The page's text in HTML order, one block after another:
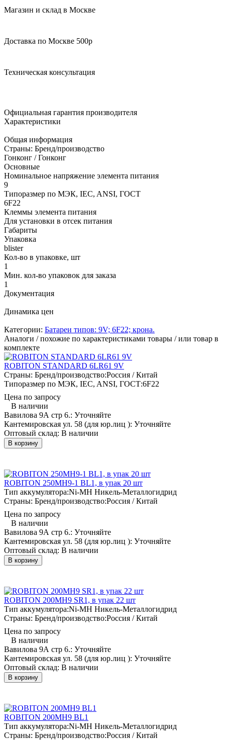
Магазин и склад в Москве
Доставка по Москве 500р
Техническая консультация
Официальная гарантия производителя
Характеристики
Общая информация
Страны: Бренд/производство
Гонконг / Гонконг
Основные
Номинальное напряжение элемента питания
9
Типоразмер по МЭК, IEC, ANSI, ГОСТ
6F22
Клеммы элемента питания
Для установки в отсек питания
Габариты
Упаковка
blister
Кол-во в упаковке, шт
1
Мин. кол-во упаковок для заказа
1
Документация
Динамика цен
Категории: Батареи типов: 9V; 6F22; крона.
Аналоги / похожие по характеристиками товары / или товар в
комплекте
ROBITON STANDARD 6LR61 9V
Страны: Бренд/производство:Россия / Китай
Типоразмер по МЭК, IEC, ANSI, ГОСТ:6F22
Цена по запросу
В наличии
Вавилова 9А стр 6.: Уточняйте
Кантемировская ул. 58 (для юр.лиц ): Уточняйте
Оптовый склад: В наличии
В корзину
ROBITON 250MH9-1 BL1, в упак 20 шт
Тип аккумулятора:Ni-MH Никель-Металлогидрид
Страны: Бренд/производство:Россия / Китай
Цена по запросу
В наличии
Вавилова 9А стр 6.: Уточняйте
Кантемировская ул. 58 (для юр.лиц ): Уточняйте
Оптовый склад: В наличии
В корзину
ROBITON 200MH9 SR1, в упак 22 шт
Тип аккумулятора:Ni-MH Никель-Металлогидрид
Страны: Бренд/производство:Россия / Китай
Цена по запросу
В наличии
Вавилова 9А стр 6.: Уточняйте
Кантемировская ул. 58 (для юр.лиц ): Уточняйте
Оптовый склад: В наличии
В корзину
ROBITON 200MH9 BL1
Тип аккумулятора:Ni-MH Никель-Металлогидрид
Страны: Бренд/производство:Россия / Китай